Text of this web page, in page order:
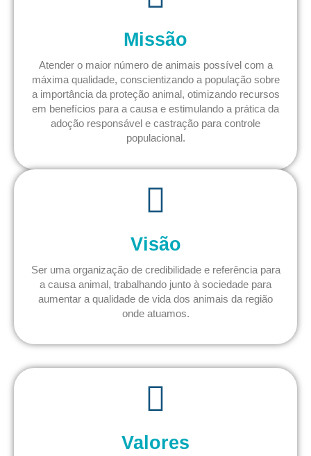
Missão
Atender o maior número de animais possível com a
máxima qualidade, conscientizando a população sobre
a importância da proteção animal, otimizando recursos
em benefícios para a causa e estimulando a prática da
adoção responsável e castração para controle
populacional.
Visão
Ser uma organização de credibilidade e referência para
a causa animal, trabalhando junto à sociedade para
aumentar a qualidade de vida dos animais da região
onde atuamos.
Valores